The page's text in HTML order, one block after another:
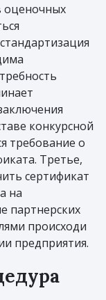
оценочных
конкурсной
требование о
Третье,
сертификат
на
партнерских
происходи
предприятия.